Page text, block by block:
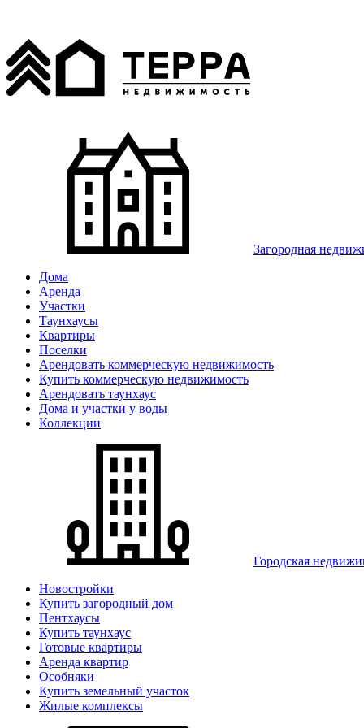
Загородная
Дома
Аренда
Участки
Таунхаусы
Квартиры
Поселки
Арендовать коммерческую недвижимость
Купить коммерческую недвижимость
Арендовать таунхаус
Дома и участки у воды
Коллекции
Городская
Новостройки
Купить загородный дом
Пентхаусы
Купить таунхаус
Готовые квартиры
Аренда квартир
Особняки
Купить земельный участок
Жилые комплексы